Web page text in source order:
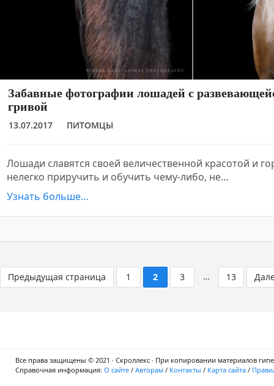
Забавные фотографии лошадей с
гривой
13.07.2017 ПИТОМЦЫ
Лошади славятся своей величественной красотой и
нелегко приручить и обучить чему-либо, не…
Узнать больше…
Предыдущая страница 1 2 3 … 13
Все права защищены © 2021 · Скроллекс · При копировании материалов
Справочная информация: О сайте / Авторам / Контакты / Карта сайта /